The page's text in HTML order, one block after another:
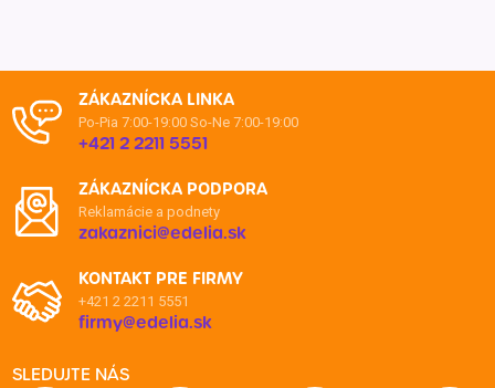
ZÁKAZNÍCKA LINKA
Po-Pia 7:00-19:00 So-Ne 7:00-19:00
+421 2 2211 5551
ZÁKAZNÍCKA PODPORA
Reklamácie a podnety
zakaznici@edelia.sk
KONTAKT PRE FIRMY
+421 2 2211 5551
firmy@edelia.sk
SLEDUJTE NÁS